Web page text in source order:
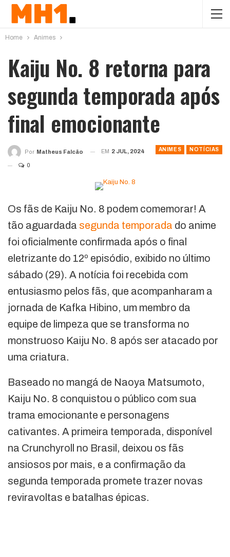
Home Animes
Kaiju No. 8 retorna para
segunda temporada após
final emocionante
ANIMES NOTÍCIAS
Por Matheus Falcão EM 2 JUL, 2024
0
Os fãs de Kaiju No. 8 podem comemorar! A
tão aguardada segunda temporada do anime
foi oficialmente confirmada após o final
eletrizante do 12º episódio, exibido no último
sábado (29). A notícia foi recebida com
entusiasmo pelos fãs, que acompanharam a
jornada de Kafka Hibino, um membro da
equipe de limpeza que se transforma no
monstruoso Kaiju No. 8 após ser atacado por
uma criatura.
Baseado no mangá de Naoya Matsumoto,
Kaiju No. 8 conquistou o público com sua
trama emocionante e personagens
cativantes. A primeira temporada, disponível
na Crunchyroll no Brasil, deixou os fãs
ansiosos por mais, e a confirmação da
segunda temporada promete trazer novas
reviravoltas e batalhas épicas.